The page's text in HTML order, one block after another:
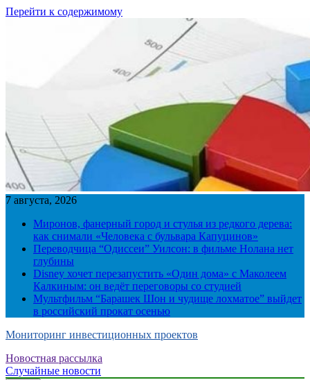
Перейти к содержимому
7 августа, 2026
Миронов, фанерный город и стулья из редкого дерева:
как снимали «Человека с бульвара Капуцинов»
Переводчица “Одиссеи” Уилсон: в фильме Нолана нет
глубины
Disney хочет перезапустить «Один дома» с Маколеем
Калкиным: он ведёт переговоры со студией
Мультфильм “Барашек Шон и чудище лохматое” выйдет
в российский прокат осенью
Мониторинг инвестиционных проектов
Новостная рассылка
Случайные новости